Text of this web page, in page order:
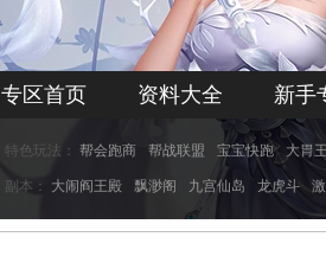
专区首页 资料大全 新手
特色玩法： 帮会跑商 帮战联盟 宝宝快跑 大胃王
副本： 大闹阎王殿 飘渺阁 九宫仙岛 龙虎斗